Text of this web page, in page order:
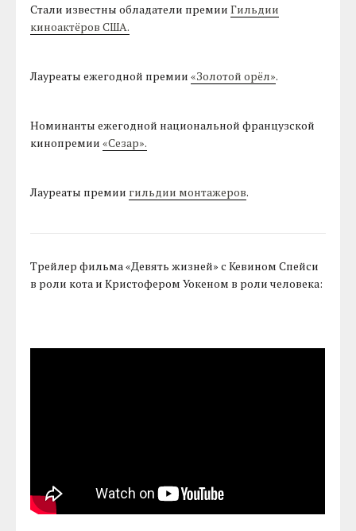
Стали известны обладатели премииГильдии
киноактёров США.
Лауреаты ежегодной премии«Золотой орёл».
Номинанты ежегодной национальной французской
кинопремии«Сезар».
Лауреаты премии гильдии монтажеров.
Трейлер фильма «Девять жизней» с Кевином Спейси
в роли кота и Кристофером Уокеном в роли человека: